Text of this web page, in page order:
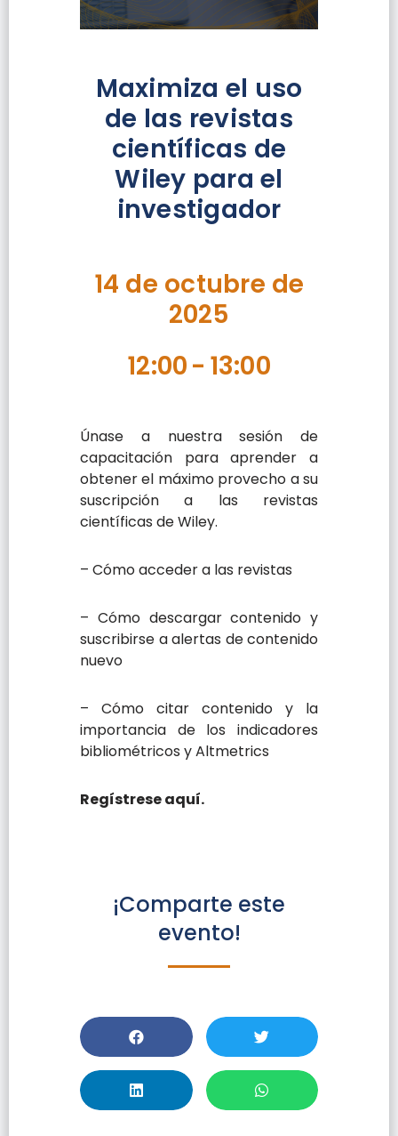
Maximiza el uso
de las revistas
científicas de
Wiley para el
investigador
14 de octubre de
2025
12:00- 13:00
Únase a nuestra sesión de
capacitación para aprender a
obtener el máximo provecho a su
suscripción a las revistas
científicas de Wiley.
– Cómo acceder a las revistas
– Cómo descargar contenido y
suscribirse a alertas de contenido
nuevo
– Cómo citar contenido y la
importancia de los indicadores
bibliométricos y Altmetrics
Regístrese aquí.
¡Comparte este
evento!